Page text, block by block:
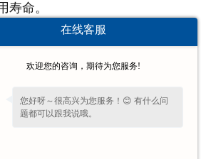
寿命。
动葫芦通过先进的设计、优
全装置以及定期的维护保养等多
，为用户的起重作业提供可靠的
在线客服
欢迎您的咨询，期待为您服务!
您好呀～很高兴为您服务！😊 有什么问
题都可以跟我说哦。